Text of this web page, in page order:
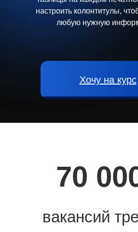
настроить колонтитулы,
любую нужную
Хочу на курс
70
вакансий